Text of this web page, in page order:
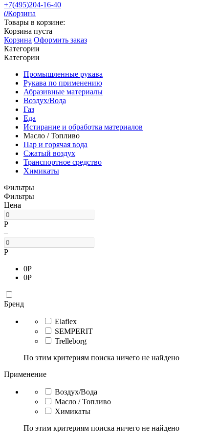
+7(495)204-16-40
0Корзина
Товары в корзине:
Корзина пуста
Корзина Оформить заказ
Категории
Категории
Промышленные рукава
Рукава по применению
Абразивные материалы
Воздух/Вода
Газ
Еда
Истирание и обработка материалов
Масло / Топливо
Пар и горячая вода
Сжатый воздух
Транспортное средство
Химикаты
Фильтры
Фильтры
Цена
Р
–
Р
0Р
0Р
Бренд
Elaflex
SEMPERIT
Trelleborg
По этим критериям поиска ничего не найдено
Применение
Воздух/Вода
Масло / Топливо
Химикаты
По этим критериям поиска ничего не найдено